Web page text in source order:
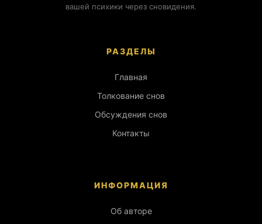
вашей психики через сновидения.
РАЗДЕЛЫ
Главная
Толкование снов
Обсуждения снов
Контакты
ИНФОРМАЦИЯ
Об авторе